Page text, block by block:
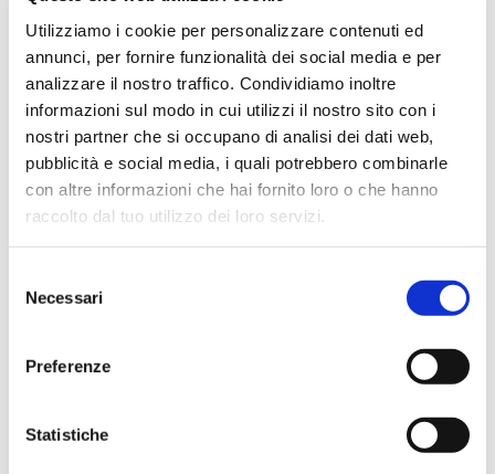
Utilizziamo i cookie per personalizzare contenuti ed
annunci, per fornire funzionalità dei social media e per
analizzare il nostro traffico. Condividiamo inoltre
informazioni sul modo in cui utilizzi il nostro sito con i
nostri partner che si occupano di analisi dei dati web,
pubblicità e social media, i quali potrebbero combinarle
con altre informazioni che hai fornito loro o che hanno
raccolto dal tuo utilizzo dei loro servizi.
delNecessari
Preferenze
Statistiche
2 mesi fa
★★★★★
Ho acquistato un contrabbasso elettrico Stanzani, un
microfono professionale, amplificatore, cuffie, aste e
cavi vari come regali per il mio compagno. Lo
strumento è a dir poco meraviglioso e il resto dei
prodotti è di alto livello. I venditori son..
un mese fa